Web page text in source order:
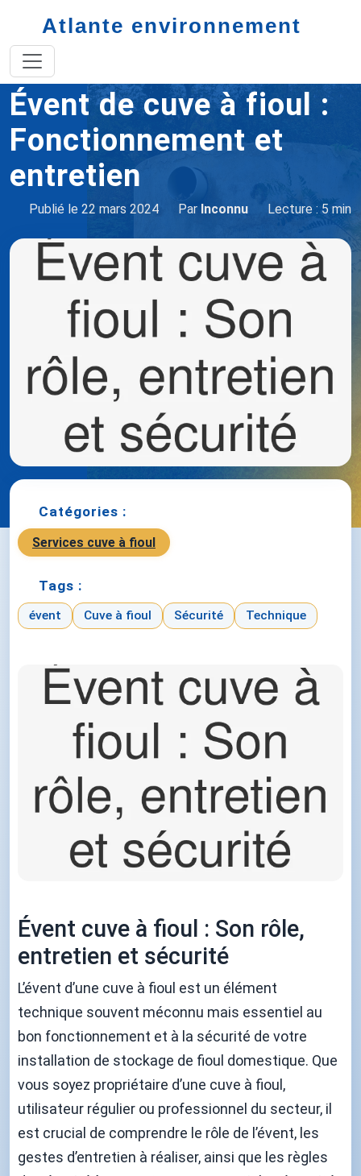
Atlante environnement
Accueil
Évent de cuve à fioul :
Fonctionnement et
entretien
Publié le 22 mars 2024 Par Inconnu Lecture : 5 min
Catégories :
Services cuve à fioul
Tags :
évent Cuve à fioul Sécurité Technique
Évent cuve à fioul : Son rôle,
entretien et sécurité
L’évent d’une cuve à fioul est un élément
technique souvent méconnu mais essentiel au
bon fonctionnement et à la sécurité de votre
installation de stockage de fioul domestique. Que
vous soyez propriétaire d’une cuve à fioul,
utilisateur régulier ou professionnel du secteur, il
est crucial de comprendre le rôle de l’évent, les
gestes d’entretien à réaliser, ainsi que les règles